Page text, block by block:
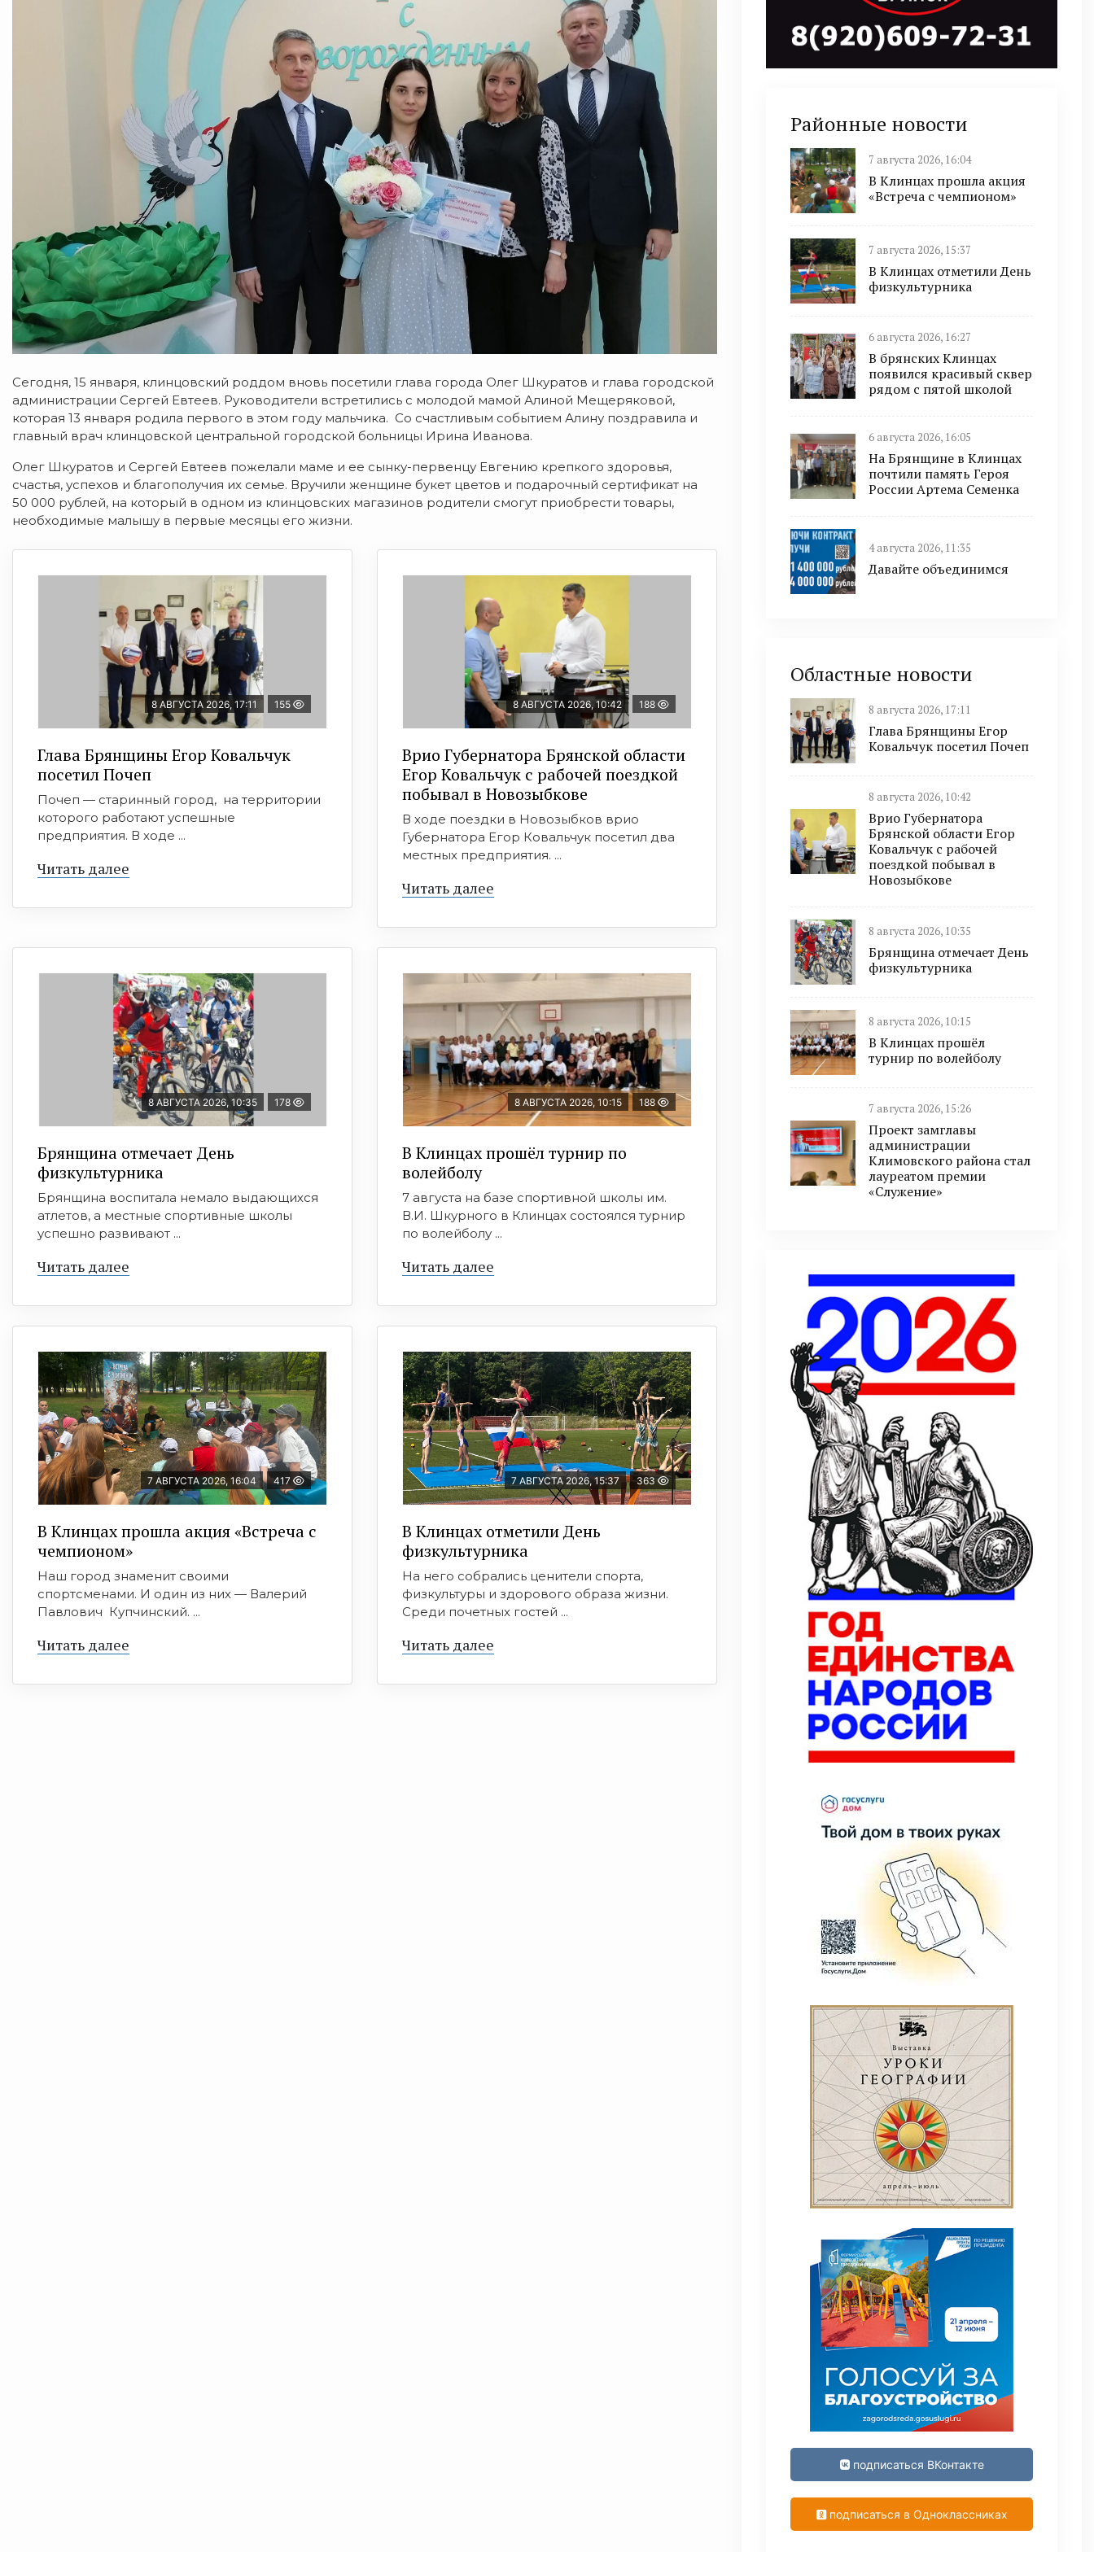
Сегодня, 15 января, клинцовский роддом вновь посетили глава города Олег Шкуратов и глава городской
администрации Сергей Евтеев. Руководители встретились с молодой мамой Алиной Мещеряковой,
которая 13 января родила первого в этом году мальчика. Со счастливым событием Алину поздравила и
главный врач клинцовской центральной городской больницы Ирина Иванова.
Олег Шкуратов и Сергей Евтеев пожелали маме и ее сынку-первенцу Евгению крепкого здоровья,
счастья, успехов и благополучия их семье. Вручили женщине букет цветов и подарочный сертификат на
50 000 рублей, на который в одном из клинцовских магазинов родители смогут приобрести товары,
необходимые малышу в первые месяцы его жизни.
8 АВГУСТА 2026, 17:11 155
Глава Брянщины Егор Ковальчук
посетил Почеп
Почеп — старинный город, на территории
которого работают успешные
предприятия. В ходе ...
Читать далее
8 АВГУСТА 2026, 10:42 188
Врио Губернатора Брянской области
Егор Ковальчук с рабочей поездкой
побывал в Новозыбкове
В ходе поездки в Новозыбков врио
Губернатора Егор Ковальчук посетил два
местных предприятия. ...
Читать далее
8 АВГУСТА 2026, 10:35 178
Брянщина отмечает День
физкультурника
Брянщина воспитала немало выдающихся
атлетов, а местные спортивные школы
успешно развивают ...
Читать далее
8 АВГУСТА 2026, 10:15 188
В Клинцах прошёл турнир по
волейболу
7 августа на базе спортивной школы им.
В.И. Шкурного в Клинцах состоялся турнир
по волейболу ...
Читать далее
7 АВГУСТА 2026, 16:04 417
В Клинцах прошла акция «Встреча с
чемпионом»
Наш город знаменит своими
спортсменами. И один из них — Валерий
Павлович Купчинский. ...
Читать далее
7 АВГУСТА 2026, 15:37 363
В Клинцах отметили День
физкультурника
На него собрались ценители спорта,
физкультуры и здорового образа жизни.
Среди почетных гостей ...
Читать далее
Районные новости
7 августа 2026, 16:04
В Клинцах прошла акция
«Встреча с чемпионом»
7 августа 2026, 15:37
В Клинцах отметили День
физкультурника
6 августа 2026, 16:27
В брянских Клинцах
появился красивый сквер
рядом с пятой школой
6 августа 2026, 16:05
На Брянщине в Клинцах
почтили память Героя
России Артема Семенка
4 августа 2026, 11:35
Давайте объединимся
Областные новости
8 августа 2026, 17:11
Глава Брянщины Егор
Ковальчук посетил Почеп
8 августа 2026, 10:42
Врио Губернатора
Брянской области Егор
Ковальчук с рабочей
поездкой побывал в
Новозыбкове
8 августа 2026, 10:35
Брянщина отмечает День
физкультурника
8 августа 2026, 10:15
В Клинцах прошёл
турнир по волейболу
7 августа 2026, 15:26
Проект замглавы
администрации
Климовского района стал
лауреатом премии
«Служение»
подписаться ВКонтакте
подписаться в Одноклассниках